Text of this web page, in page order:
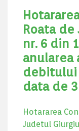
Roata
nr. 6 din
anularea
debitului
data de
Hotararea
Judetul